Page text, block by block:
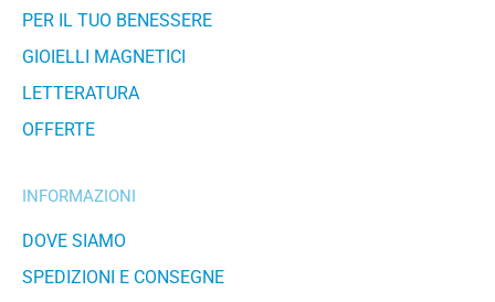
PER IL TUO BENESSERE
GIOIELLI MAGNETICI
LETTERATURA
OFFERTE
INFORMAZIONI
DOVE SIAMO
SPEDIZIONI E CONSEGNE